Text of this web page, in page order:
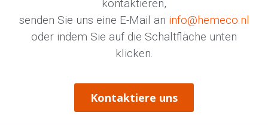
kontaktieren,
senden Sie uns eine E-Mail an info@hemeco.nl
oder indem Sie auf die Schaltfläche unten
klicken.
Kontaktiere uns